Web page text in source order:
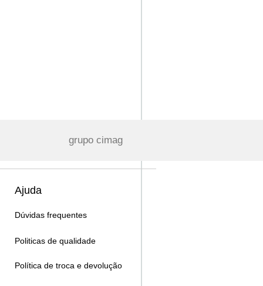
grupo cimag
Ajuda
Dúvidas frequentes
Politicas de qualidade
Política de troca e devolução